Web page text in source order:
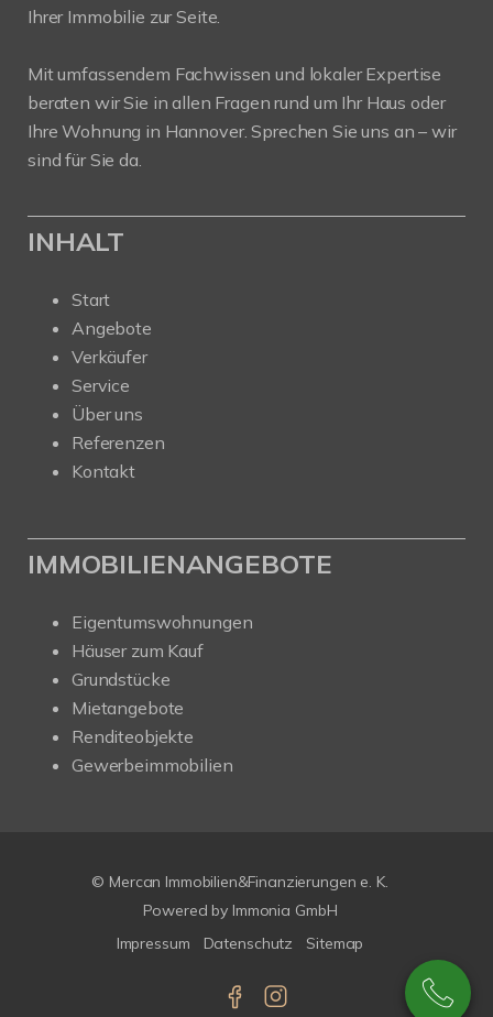
Ihrer Immobilie zur Seite.
Mit umfassendem Fachwissen und lokaler Expertise
beraten wir Sie in allen Fragen rund um Ihr Haus oder
Ihre Wohnung in Hannover. Sprechen Sie uns an – wir
sind für Sie da.
INHALT
Start
Angebote
Verkäufer
Service
Über uns
Referenzen
Kontakt
IMMOBILIENANGEBOTE
Eigentumswohnungen
Häuser zum Kauf
Grundstücke
Mietangebote
Renditeobjekte
Gewerbeimmobilien
© Mercan Immobilien&Finanzierungen e. K.
Powered by Immonia GmbH
Impressum
Datenschutz Sitemap